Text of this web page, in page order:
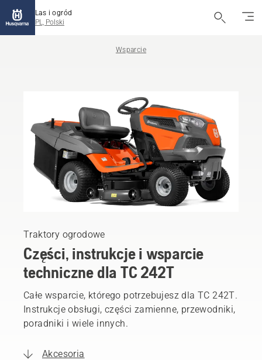
Las i ogród
PL, Polski
Wsparcie
Traktory ogrodowe
Części, instrukcje i wsparcie
techniczne dla TC 242T
Całe wsparcie, którego potrzebujesz dla TC 242T.
Instrukcje obsługi, części zamienne, przewodniki,
poradniki i wiele innych.
Akcesoria